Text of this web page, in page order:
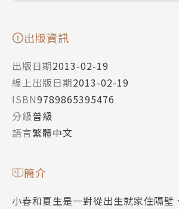
出版資訊
出版日期2013-02-19
線上出版日期2013-02-19
ISBN9789865395476
分級普級
語言繁體中文
簡介
小春和夏生是一對從出生就家住隔壁